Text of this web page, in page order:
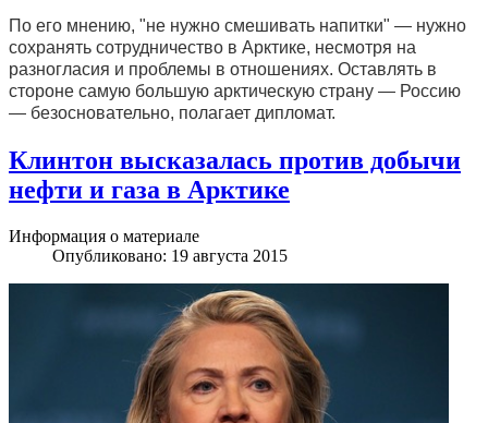
По его мнению, "не нужно смешивать напитки" — нужно
сохранять сотрудничество в Арктике, несмотря на
разногласия и проблемы в отношениях. Оставлять в
стороне самую большую арктическую страну — Россию
— безосновательно, полагает дипломат.
Клинтон высказалась против добычи
нефти и газа в Арктике
Информация о материале
Опубликовано: 19 августа 2015